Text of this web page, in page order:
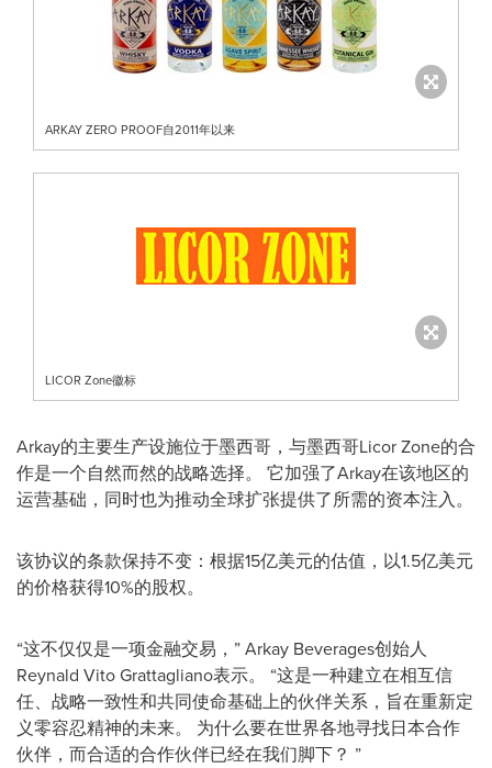
ARKAY ZERO PROOF自2011年以来
LICOR Zone徽标
Arkay的主要生产设施位于墨西哥，与墨西哥Licor Zone的合
作是一个自然而然的战略选择。 它加强了Arkay在该地区的
运营基础，同时也为推动全球扩张提供了所需的资本注入。
该协议的条款保持不变：根据15亿美元的估值，以1.5亿美元
的价格获得10%的股权。
“这不仅仅是一项金融交易，” Arkay Beverages创始人
Reynald Vito Grattagliano表示。 “这是一种建立在相互信
任、战略一致性和共同使命基础上的伙伴关系，旨在重新定
义零容忍精神的未来。 为什么要在世界各地寻找日本合作
伙伴，而合适的合作伙伴已经在我们脚下？ ”